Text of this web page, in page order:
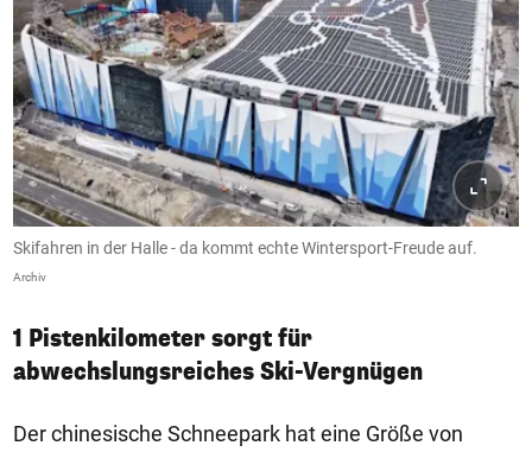
Skifahren in der Halle - da kommt echte Wintersport-Freude auf.
Archiv
1 Pistenkilometer sorgt für
abwechslungsreiches Ski-Vergnügen
Der chinesische Schneepark hat eine Größe von